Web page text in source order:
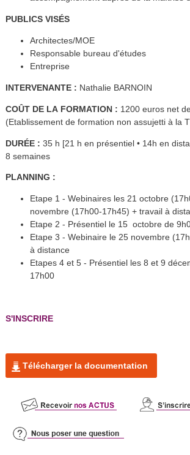
PUBLICS VISÉS
Architectes/MOE
Responsable bureau d'études
Entreprise
INTERVENANTE : Nathalie BARNOIN
COÛT DE LA FORMATION : 1200 euros net
(Etablissement de formation non assujetti à la
DURÉE : 35 h [21 h en présentiel • 14h en
8 semaines
PLANNING :
Etape 1 - Webinaires les 21 octobre
novembre (17h00-17h45) + travail à
Etape 2 - Présentiel le 15 octobre de
Etape 3 - Webinaire le 25 novembre
à distance
Etapes 4 et 5 - Présentiel les 8 et 9
17h00
S'INSCRIRE
Télécharger la documentation